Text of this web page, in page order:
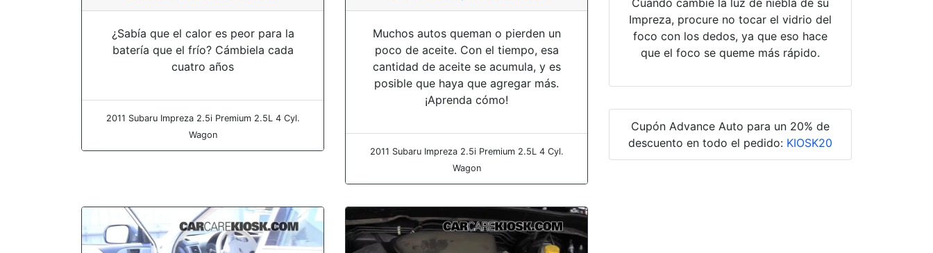
¿Sabía que el calor es peor para la
batería que el frío? Cámbiela cada
cuatro años
2011 Subaru Impreza 2.5i Premium 2.5L 4 Cyl.
Wagon
Muchos autos queman o pierden un
poco de aceite. Con el tiempo, esa
cantidad de aceite se acumula, y es
posible que haya que agregar más.
¡Aprenda cómo!
2011 Subaru Impreza 2.5i Premium 2.5L 4 Cyl.
Wagon
Impreza, procure no tocar el vidrio del
foco con los dedos, ya que eso hace
que el foco se queme más rápido.
Cupón Advance Auto para un 20% de
descuento en todo el pedido: KIOSK20